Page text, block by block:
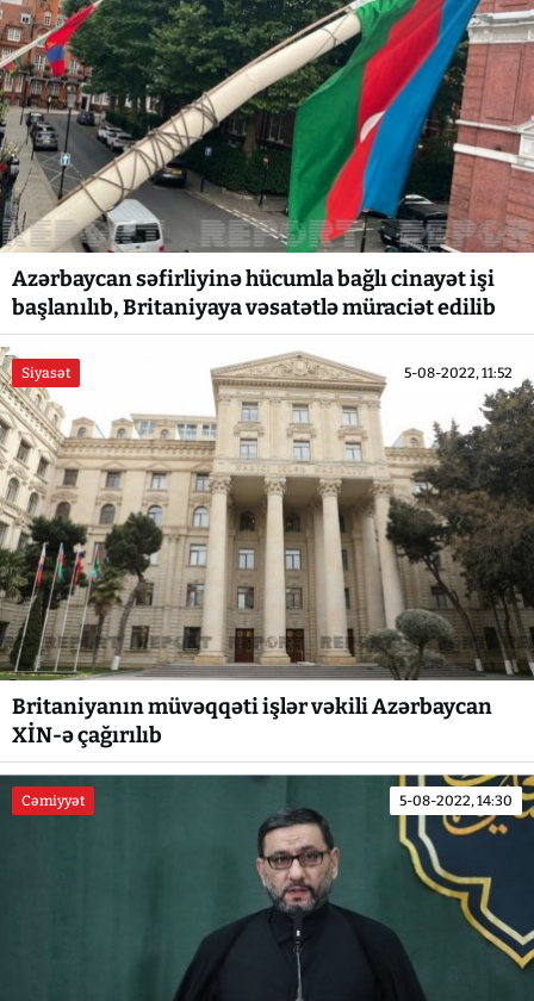
Azərbaycan səfirliyinə hücumla bağlı cinayət işi
başlanılıb, Britaniyaya vəsatətlə müraciət edilib
Siyasət 5-08-2022, 11:52
Britaniyanın müvəqqəti işlər vəkili Azərbaycan
XİN-ə çağırılıb
Cəmiyyət 5-08-2022, 14:30